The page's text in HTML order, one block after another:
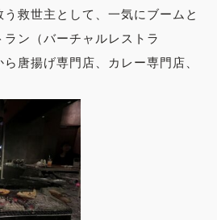
救世主として、一気にブームと
ン（バーチャルレストラ
唐揚げ専門店、カレー専門店、